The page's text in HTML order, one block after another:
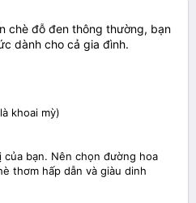
chè đỗ đen thông thường, bạn
dành cho cả gia đình.
khoai mỳ)
bạn. Nên chọn đường hoa
thơm hấp dẫn và giàu dinh